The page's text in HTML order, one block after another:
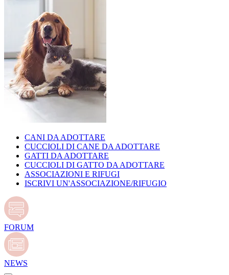
CANI DA ADOTTARE
CUCCIOLI DI CANE DA ADOTTARE
GATTI DA ADOTTARE
CUCCIOLI DI GATTO DA ADOTTARE
ASSOCIAZIONI E RIFUGI
ISCRIVI UN'ASSOCIAZIONE/RIFUGIO
FORUM
NEWS